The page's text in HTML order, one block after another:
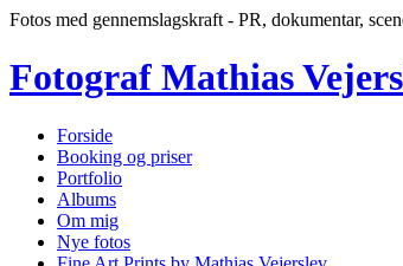
Fotos med gennemslagskraft - PR, dokumentar,
Fotograf Mathias
Forside
Booking og priser
Portfolio
Albums
Om mig
Nye fotos